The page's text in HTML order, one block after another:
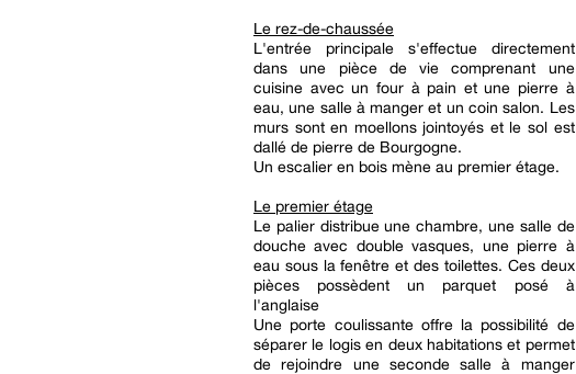
Le rez-de-chaussée
L'entrée principale s'effectue directement
dans une pièce de vie comprenant une
cuisine avec un four à pain et une pierre à
eau, une salle à manger et un coin salon. Les
murs sont en moellons jointoyés et le sol est
dallé de pierre de Bourgogne.
Un escalier en bois mène au premier étage.
Le premier étage
Le palier distribue une chambre, une salle de
douche avec double vasques, une pierre à
eau sous la fenêtre et des toilettes. Ces deux
pièces possèdent un parquet posé à
l'anglaise
Une porte coulissante offre la possibilité de
séparer le logis en deux habitations et permet
de rejoindre une seconde salle à manger